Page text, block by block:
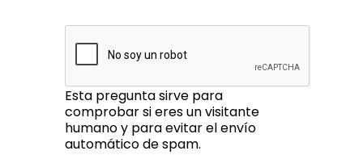
Esta pregunta sirve para
comprobar si eres un visitante
humano y para evitar el envío
automático de spam.